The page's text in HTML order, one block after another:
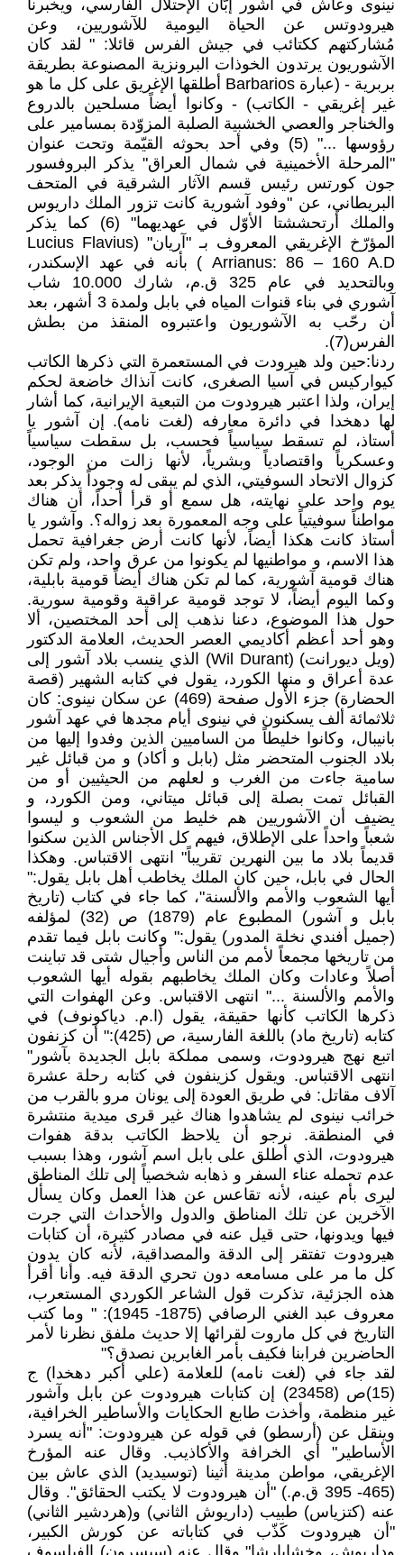
نينوى وعاش في آشور إبّان الإحتلال الفارسي، ويخبرنا
هيرودوتس عن الحياة اليومية للآشوريين، وعن
مُشاركتهم ككتائب في جيش الفرس قائلا: " لقد كان
الآشوريون يرتدون الخوذات البرونزية المصنوعة بطريقة
بربرية - (عبارة Barbarios أطلقها الإغريق على كل ما هو
غير إغريقي - الكاتب) - وكانوا أيضاً مسلحين بالدروع
والخناجر والعصي الخشبية الصلبة المزوّدة بمسامير على
رؤوسها ..." (5) وفي أحد بحوثه القيّمة وتحت عنوان
"المرحلة الأخمينية في شمال العراق" يذكر البروفسور
جون كورتس رئيس قسم الآثار الشرقية في المتحف
البريطاني، عن "وفود آشورية كانت تزور الملك داريوس
والملك أرتحششتا الأوّل في عهديهما" (6) كما يذكر
المؤرّخ الإغريقي المعروف بـ "آريان" (Lucius Flavius
Arrianus: 86 – 160 A.D ) بأنه في عهد الإسكندر،
وبالتحديد في عام 325 ق.م، شارك 10.000 شاب
آشوري في بناء قنوات المياه في بابل ولمدة 3 أشهر، بعد
أن رحّب به الآشوريون واعتبروه المنقذ من بطش
الفرس(7).
ردنا:حين ولد هيرودت في المستعمرة التي ذكرها الكاتب
كيواركيس في آسيا الصغرى، كانت آنذاك خاضعة لحكم
إيران، ولذا اعتبر هيرودوت من التبعية الإيرانية، كما أشار
لها دهخدا في دائرة معارفه (لغت نامه). إن آشور يا
أستاذ، لم تسقط سياسياً فحسب، بل سقطت سياسياً
وعسكرياً واقتصادياً وبشرياً، لأنها زالت من الوجود،
كزوال الاتحاد السوفيتي، الذي لم يبقى له وجوداً يذكر بعد
يوم واحد على نهايته، هل سمع أو قرأ أحداً، أن هناك
مواطناً سوفيتياً على وجه المعمورة بعد زواله؟. وآشور يا
أستاذ كانت هكذا أيضاً، لأنها كانت أرض جغرافية تحمل
هذا الاسم، و مواطنيها لم يكونوا من عرق واحد، ولم تكن
هناك قومية آشورية، كما لم تكن هناك أيضاً قومية بابلية،
وكما اليوم أيضاً، لا توجد قومية عراقية وقومية سورية.
حول هذا الموضوع، دعنا نذهب إلى أحد المختصين، ألا
وهو أحد أعظم أكاديمي العصر الحديث، العلامة الدكتور
(ويل ديورانت) (Wil Durant) الذي ينسب بلاد آشور إلى
عدة أعراق و منها الكورد، يقول في كتابه الشهير (قصة
الحضارة) جزء الأول صفحة (469) عن سكان نينوى: كان
ثلاثمائة ألف يسكنون في نينوى أيام مجدها في عهد آشور
بانيبال، وكانوا خليطاً من الساميين الذين وفدوا إليها من
بلاد الجنوب المتحضر مثل (بابل و أكاد) و من قبائل غير
سامية جاءت من الغرب و لعلهم من الحيثيين أو من
القبائل تمت بصلة إلى قبائل ميتاني، ومن الكورد، و
يضيف أن الآشوريين هم خليط من الشعوب و ليسوا
شعباً واحداً على الإطلاق، فيهم كل الأجناس الذين سكنوا
قديماً بلاد ما بين النهرين تقريباً" انتهى الاقتباس. وهكذا
الحال في بابل، حين كان الملك يخاطب أهل بابل يقول:"
أيها الشعوب والأمم والألسنة"، كما جاء في كتاب (تاريخ
بابل و آشور) المطبوع عام (1879) ص (32) لمؤلفه
(جميل أفندي نخلة المدور) يقول:" وكانت بابل فيما تقدم
من تاريخها مجمعاً لأمم من الناس وأجيال شتى قد تباينت
أصلاً وعادات وكان الملك يخاطبهم بقوله أيها الشعوب
والأمم والألسنة ..." انتهى الاقتباس. وعن الهفوات التي
ذكرها الكاتب كأنها حقيقة، يقول (ا.م. دياكونوف) في
كتابه (تاريخ ماد) باللغة الفارسية، ص (425):" أن كزنفون
اتبع نهج هيرودوت، وسمى مملكة بابل الجديدة بآشور"
انتهى الاقتباس. ويقول كزينفون في كتابه رحلة عشرة
آلاف مقاتل: في طريق العودة إلى يونان مرو بالقرب من
خرائب نينوى لم يشاهدوا هناك غير قرى ميدية منتشرة
في المنطقة. نرجو أن يلاحظ الكاتب بدقة هفوات
هيرودوت، الذي أطلق على بابل اسم آشور، وهذا بسبب
عدم تحمله عناء السفر و ذهابه شخصياً إلى تلك المناطق
ليرى بأم عينه، لأنه تقاعس عن هذا العمل وكان يسأل
الآخرين عن تلك المناطق والدول والأحداث التي جرت
فيها ويدونها، حتى قيل عنه في مصادر كثيرة، أن كتابات
هيرودوت تفتقر إلى الدقة والمصداقية، لأنه كان يدون
كل ما مر على مسامعه دون تحري الدقة فيه. وأنا أقرأ
هذه الجزئية، تذكرت قول الشاعر الكوردي المستعرب،
معروف عبد الغني الرصافي (1875- 1945): " وما كتب
التاريخ في كل ماروت لقرائها إلا حديث ملفق نظرنا لأمر
الحاضرين فرابنا فكيف بأمر الغابرين نصدق؟"
لقد جاء في (لغت نامه) للعلامة (علي أكبر دهخدا) ج
(15)ص (23458) إن كتابات هيرودوت عن بابل وآشور
غير منظمة، وأخذت طابع الحكايات والأساطير الخرافية،
وينقل عن (أرسطو) في قوله عن هيرودوت: "أنه يسرد
الأساطير" أي الخرافة والأكاذيب. وقال عنه المؤرخ
الإغريقي، مواطن مدينة أثينا (توسيديد) الذي عاش بين
(465- 395 ق.م.) "أن هيرودوت لا يكتب الحقائق". وقال
عنه (كتزياس) طبيب (داريوش الثاني) و(هردشير الثاني)
"أن هيرودوت كَذّب في كتاباته عن كورش الكبير،